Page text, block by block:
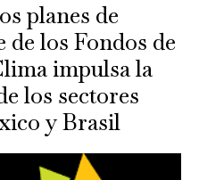
planes de
los Fondos de
impulsa la
los sectores
y Brasil